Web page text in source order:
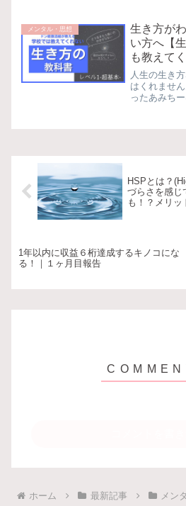
メンタル・思想
生き方が
い方へ【
も教えて
となる５
人生の生き
はくれませ
ったあみち
HSPとは？
づらさを感じ
も！？メリッ
1年以内に収益６桁達成するキノコにな
る！｜１ヶ月目報告
ホーム 最新記事 メン